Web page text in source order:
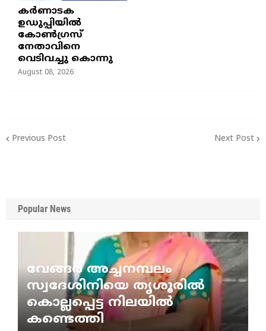
കർണാടക
ഉഡുപ്പിയിൽ
കോൺഗ്രസ്
നേതാവിനെ
വെടിവച്ചു കൊന്നു
August 08, 2026
Previous Post Next Post
Popular News
വേങ്ങര അച്ചനമ്പലം
സ്വദേശിനിയെ തൃശൂരിൽ
കൊല്ലപ്പെട്ട നിലയിൽ
കണ്ടെത്തി